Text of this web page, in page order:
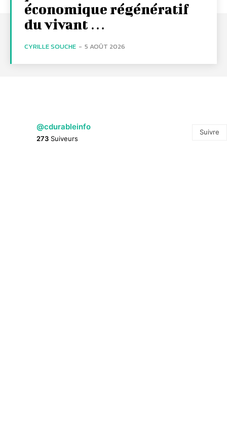
économique régénératif
du vivant …
CYRILLE SOUCHE - 5 AOÛT 2026
@cdurableinfo
273 Suiveurs
Suivre